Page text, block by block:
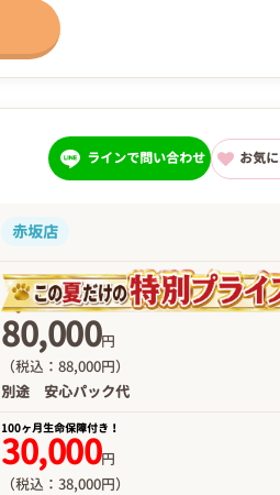
ラインで問い合わせ お気
赤坂店
80,000円
（税込：88,000円）
別途 安心パック代
100ヶ月生命保障付き！
30,000円
（税込：38,000円）